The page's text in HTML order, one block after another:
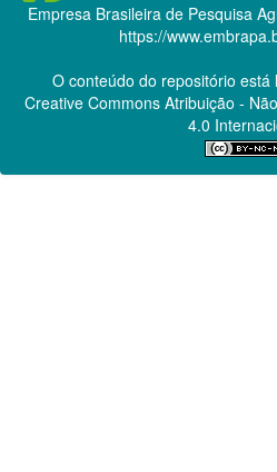
Empresa Brasileira de Pesquisa
https://
O conteúdo do repositório está
Creative CommonsAtribuição -
4.0